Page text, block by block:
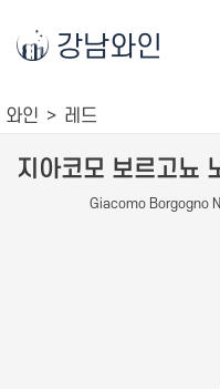
강남와인
와인 레드
지아코모 보르고뇨
Giacomo Borgogno